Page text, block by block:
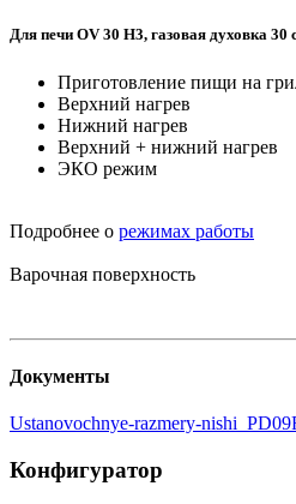
Для печи OV 30 H3, газовая духовка 30
Приготовление пищи на
Верхний нагрев
Нижний нагрев
Верхний + нижний нагрев
ЭКО режим
Подробнее о режимах работы
Варочная поверхность
Документы
Ustanovochnye-razmery-
Конфигуратор